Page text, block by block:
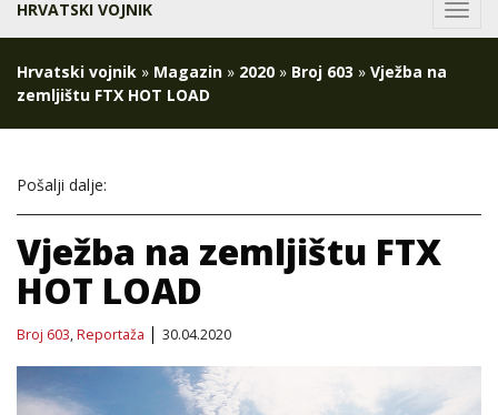
HRVATSKI VOJNIK
Hrvatski vojnik » Magazin » 2020 » Broj 603 » Vježba na
zemljištu FTX HOT LOAD
Pošalji dalje:
Vježba na zemljištu FTX
HOT LOAD
Broj 603,Reportaža 30.04.2020